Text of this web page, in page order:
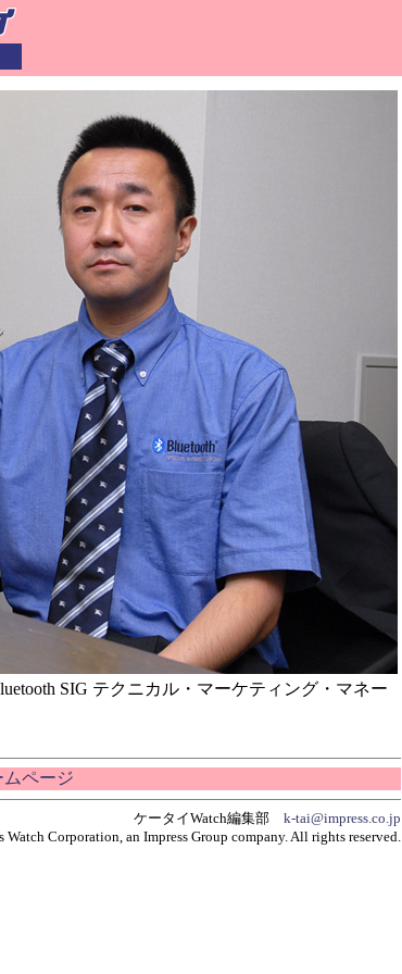
SIG テクニカル・マーケティング・マネー
ムページ
ケータイWatch編集部 k-tai@impress.co.jp
Corporation, an Impress Group company. All rights reserved.